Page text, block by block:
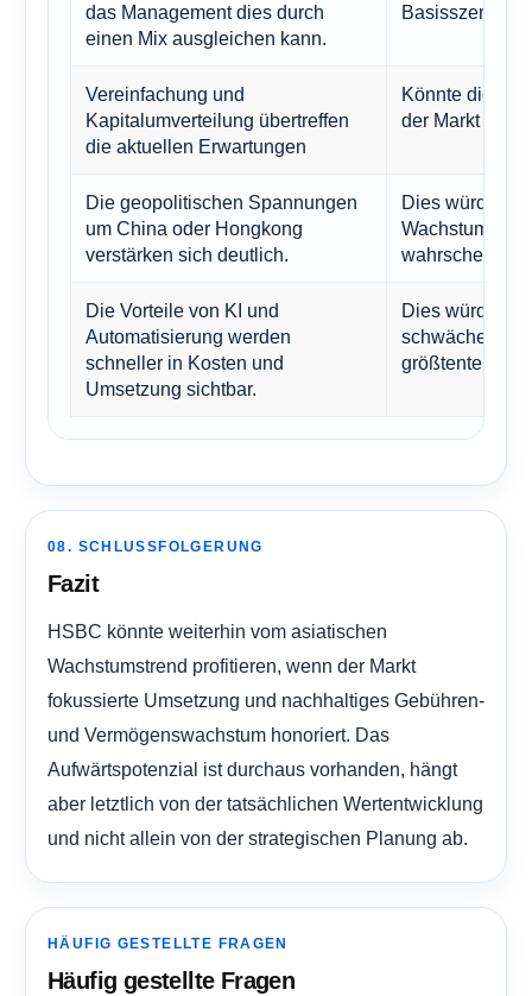
das Management dies durch
einen Mix ausgleichen kann.
Basisszenario
Vereinfachung und
Kapitalumverteilung übertreffen
die aktuellen Erwartungen
Könnte die
der Markt
Die geopolitischen Spannungen
um China oder Hongkong
verstärken sich deutlich.
Dies würde
Wachstum in
wahrscheinlich
Die Vorteile von KI und
Automatisierung werden
schneller in Kosten und
Umsetzung sichtbar.
Dies würde
schwächen,
größtenteils
08. SCHLUSSFOLGERUNG
Fazit
HSBC könnte weiterhin vom asiatischen
Wachstumstrend profitieren, wenn der Markt
fokussierte Umsetzung und nachhaltiges Gebühren-
und Vermögenswachstum honoriert. Das
Aufwärtspotenzial ist durchaus vorhanden, hängt
aber letztlich von der tatsächlichen Wertentwicklung
und nicht allein von der strategischen Planung ab.
HÄUFIG GESTELLTE FRAGEN
Häufig gestellte Fragen